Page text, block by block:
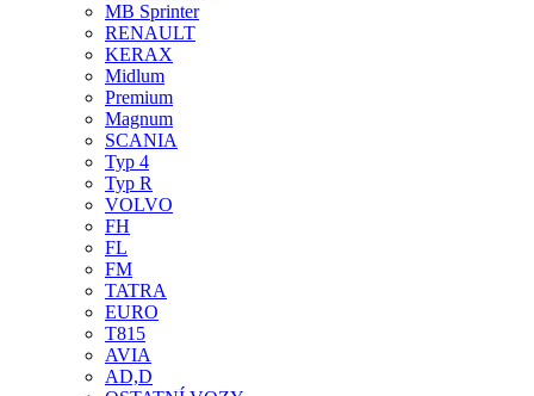
MB Sprinter
RENAULT
KERAX
Midlum
Premium
Magnum
SCANIA
Typ 4
Typ R
VOLVO
FH
FL
FM
TATRA
EURO
T815
AVIA
AD,D